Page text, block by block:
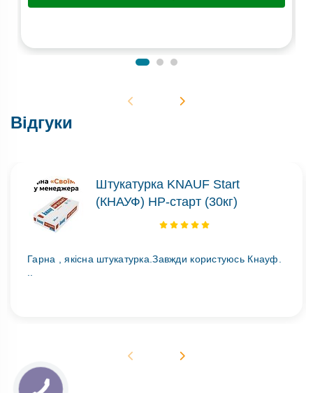
Відгуки
Штукатурка KNAUF Start
(КНАУФ) НР-старт (30кг)
Гарна , якісна штукатурка.Завжди користуюсь Кнауф.